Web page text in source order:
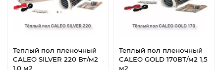
Теплый пол пленочный
CALEO SILVER 220 Вт/м2
1,0 м2
Теплый пол пленочный
CALEO GOLD 170ВТ/м2 1,5
м2